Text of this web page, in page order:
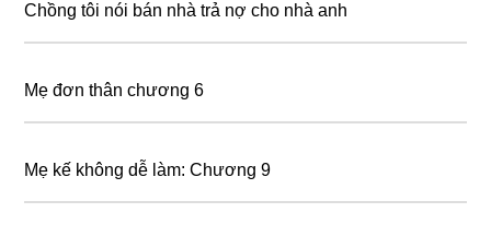
Chồng tôi nói bán nhà trả nợ cho nhà anh
Mẹ đơn thân chương 6
Mẹ kế không dễ làm: Chương 9